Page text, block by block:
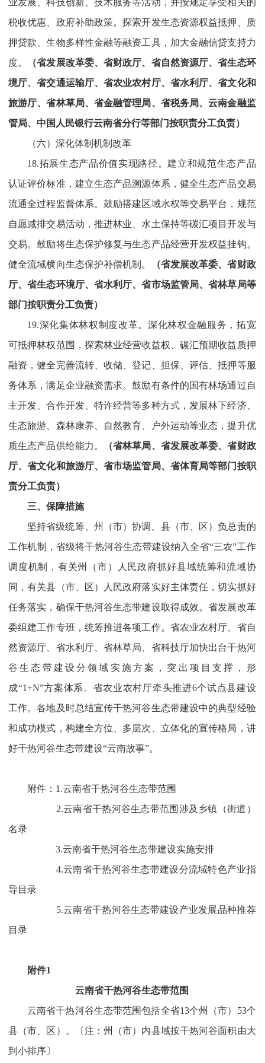
税收优惠、政府补助政策。探索开发生态资源权益抵押、质
押贷款、生物多样性金融等融资工具，加大金融信贷支持力
度。
（省发展改革委、省财政厅、省自然资源厅、省生态环
境厅、省交通运输厅、省农业农村厅、省水利厅、省文化和
旅游厅、省林草局、省金融管理局、省税务局、云南金融监
管局、中国人民银行云南省分行等部门按职责分工负责）
（六）深化体制机制改革
18.拓展生态产品价值实现路径。建立和规范生态产品
认证评价标准，建立生态产品溯源体系，健全生态产品交易
流通全过程监督体系。鼓励搭建区域水权等交易平台，规范
自愿减排交易活动，推进林业、水土保持等碳汇项目开发与
交易。鼓励将生态保护修复与生态产品经营开发权益挂钩。
健全流域横向生态保护补偿机制。
（省发展改革委、省财政
厅、省生态环境厅、省水利厅、省市场监管局、省林草局等
部门按职责分工负责）
19.深化集体林权制度改革。深化林权金融服务，拓宽
可抵押林权范围，探索林业经营收益权、碳汇预期收益质押
融资，健全完善流转、收储、登记、担保、评估、抵押等服
务体系，满足企业融资需求。鼓励有条件的国有林场通过自
主开发、合作开发、特许经营等多种方式，发展林下经济、
生态旅游、森林康养、自然教育、户外运动等业态，提升优
质生态产品供给能力。
（省林草局、省发展改革委、省财政
厅、省文化和旅游厅、省市场监管局、省体育局等部门按职
责分工负责）
三、保障措施
坚持省级统筹、州（市）协调、县（市、区）负总责的
工作机制，省级将干热河谷生态带建设纳入全省“三农”工作
调度机制，有关州（市）人民政府抓好县域统筹和流域协
同，有关县（市、区）人民政府落实好主体责任，切实抓好
任务落实，确保干热河谷生态带建设取得成效。省发展改革
委组建工作专班，统筹推进各项工作。省农业农村厅、省自
然资源厅、省水利厅、省林草局、省科技厅加快出台干热河
谷生态带建设分领域实施方案，突出项目支撑，形
成“1+N”方案体系。省农业农村厅牵头推进6个试点县建设
工作。各地及时总结宣传干热河谷生态带建设中的典型经验
和成功模式，构建全方位、多层次、立体化的宣传格局，讲
好干热河谷生态带建设“云南故事”。
附件：1.云南省干热河谷生态带范围
2.云南省干热河谷生态带范围涉及乡镇（街道）
名录
3.云南省干热河谷生态带建设实施安排
4.云南省干热河谷生态带建设分流域特色产业指
导目录
5.云南省干热河谷生态带建设产业发展品种推荐
目录
附件1
云南省干热河谷生态带范围
云南省干热河谷生态带范围包括全省13个州（市）53个
县（市、区）。〔注：州（市）内县域按干热河谷面积由大
到小排序〕